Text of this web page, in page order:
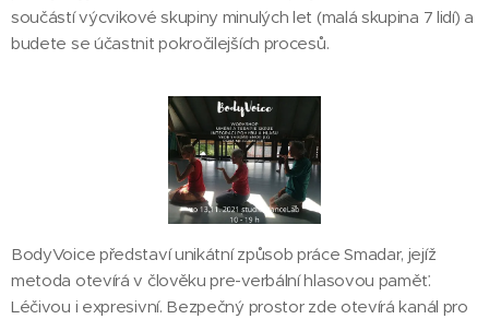
součástí výcvikové skupiny minulých let (malá skupina 7 lidí) a
budete se účastnit pokročilejších procesů.
BodyVoice představí unikátní způsob práce Smadar, jejíž
metoda otevírá v člověku pre-verbální hlasovou paměť.
Léčivou i expresivní. Bezpečný prostor zde otevírá kanál pro